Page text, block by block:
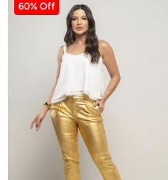
60% Off